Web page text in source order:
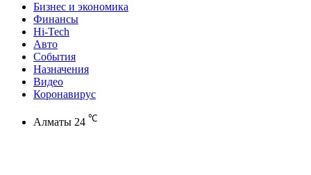
Бизнес и экономика
Финансы
Hi-Tech
Авто
События
Назначения
Видео
Коронавирус
Алматы 24 ℃